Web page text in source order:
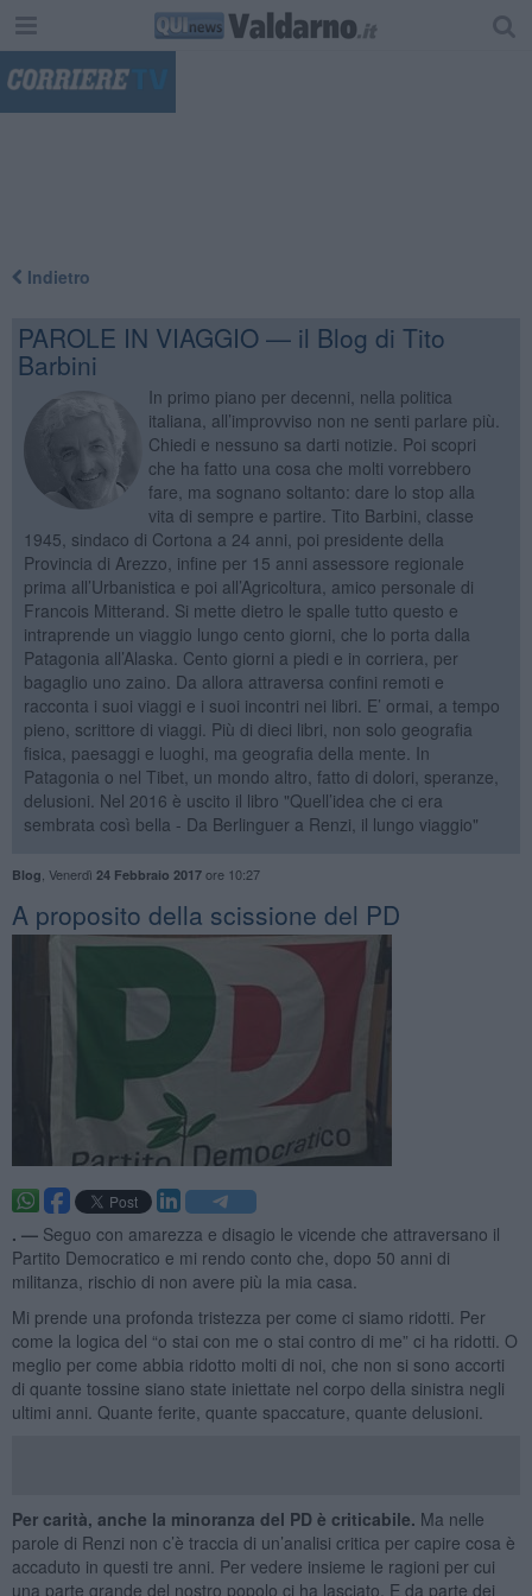
Indietro
PAROLE IN VIAGGIO — il Blog di Tito
Barbini
In primo piano per decenni, nella politica
italiana, all’improvviso non ne senti parlare più.
Chiedi e nessuno sa darti notizie. Poi scopri
che ha fatto una cosa che molti vorrebbero
fare, ma sognano soltanto: dare lo stop alla
vita di sempre e partire. Tito Barbini, classe
1945, sindaco di Cortona a 24 anni, poi presidente della
Provincia di Arezzo, infine per 15 anni assessore regionale
prima all’Urbanistica e poi all’Agricoltura, amico personale di
Francois Mitterand. Si mette dietro le spalle tutto questo e
intraprende un viaggio lungo cento giorni, che lo porta dalla
Patagonia all’Alaska. Cento giorni a piedi e in corriera, per
bagaglio uno zaino. Da allora attraversa confini remoti e
racconta i suoi viaggi e i suoi incontri nei libri. E’ ormai, a tempo
pieno, scrittore di viaggi. Più di dieci libri, non solo geografia
fisica, paesaggi e luoghi, ma geografia della mente. In
Patagonia o nel Tibet, un mondo altro, fatto di dolori, speranze,
delusioni. Nel 2016 è uscito il libro "Quell’idea che ci era
sembrata così bella - Da Berlinguer a Renzi, il lungo viaggio"
Blog Venerdì 24 Febbraio 2017ore 10:27
A proposito della scissione del PD
. — Seguo con amarezza e disagio le vicende che attraversano il
Partito Democratico e mi rendo conto che, dopo 50 anni di
militanza, rischio di non avere più la mia casa.
Mi prende una profonda tristezza per come ci siamo ridotti. Per
come la logica del “o stai con me o stai contro di me” ci ha ridotti. O
meglio per come abbia ridotto molti di noi, che non si sono accorti
di quante tossine siano state iniettate nel corpo della sinistra negli
ultimi anni. Quante ferite, quante spaccature, quante delusioni.
Per carità, anche la minoranza del PD è criticabile. Ma nelle
parole di Renzi non c’è traccia di un’analisi critica per capire cosa è
accaduto in questi tre anni. Per vedere insieme le ragioni per cui
una parte grande del nostro popolo ci ha lasciato. E da parte dei